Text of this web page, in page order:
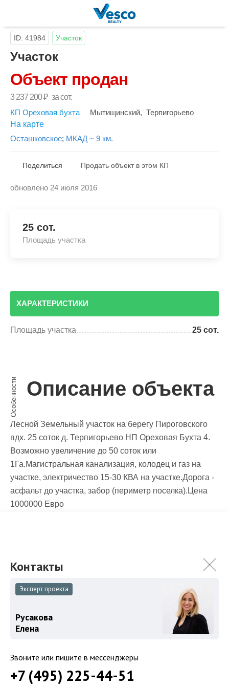
ID: 41984 Участок
Участок
Объект продан
3 237 200₽ за сот.
КП Ореховая бухта
Мытищинский, Терпигорьево
На карте
Осташковское; МКАД ~ 9 км.
обновлено 24 июля 2016
Поделиться Продать объект в этом КП
25 сот.
Площадь участка
ХАРАКТЕРИСТИКИ
Площадь участка 25 сот.
Особенности Описание объекта
Лесной Земельный участок на берегу Пироговского
вдх. 25 соток д. Терпигорьево НП Ореховая Бухта 4.
Возможно увеличение до 50 соток или
1Га.Магистральная канализация, колодец и газ на
участке, электричество 15-30 КВА на участке.Дорога -
асфальт до участка, забор (периметр поселка).Цена
1000000 Евро
Русакова Елена
Эксперт проекта
Русакова
Елена
Звоните или пишите в мессенджеры
+7 (495) 225-44-51